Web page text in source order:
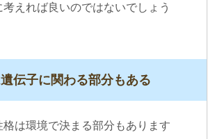
えれば良いのではないでしょう
伝子に関わる部分もある
は環境で決まる部分もあります